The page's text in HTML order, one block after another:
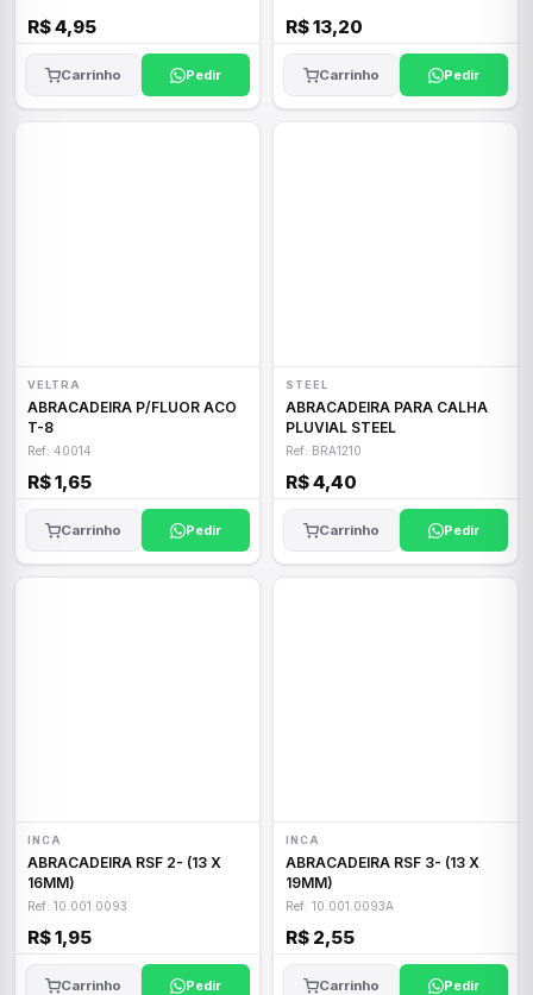
R$ 4,95
Carrinho Pedir
R$ 13,20
Carrinho Pedir
VELTRA
ABRACADEIRA P/FLUOR ACO
T-8
Ref: 40014
R$ 1,65
Carrinho Pedir
STEEL
ABRACADEIRA PARA CALHA
PLUVIAL STEEL
Ref: BRA1210
R$ 4,40
Carrinho Pedir
INCA
ABRACADEIRA RSF 2- (13 X
16MM)
Ref: 10.001.0093
R$ 1,95
Carrinho Pedir
INCA
ABRACADEIRA RSF 3- (13 X
19MM)
Ref: 10.001.0093A
R$ 2,55
Carrinho Pedir